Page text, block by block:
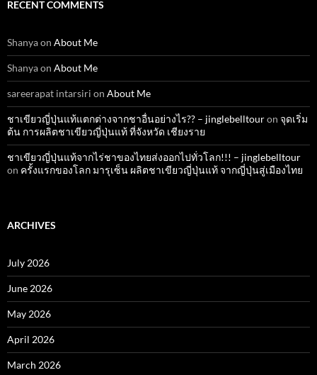
RECENT COMMENTS
Shanyaon About Me
Shanyaon About Me
sareerapat intarsiri on About Me
ชาเขียวญี่ปุ่นแท้แตกต่างจากชาอื่นอย่างไร?? – jinglebelltouron จุดเริ่ม
ต้น การผลิตชาเขียวญี่ปุ่นแท้ ที่จังหวัด เชียงราย
ชาเขียวญี่ปุ่นแท้จากไร่ชาของไทยส่งออกไปทั่วโลก!!! – jinglebelltour
on ครั้งแรกของโลก มารุเซ็น ผลิตชาเขียวญี่ปุ่นแท้ จากญี่ปุ่นสู่เมืองไทย
ARCHIVES
July 2026
June 2026
May 2026
April 2026
March 2026